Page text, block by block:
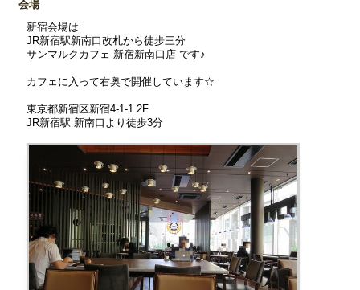
会場
新宿会場は
JR新宿駅新南口改札から徒歩三分
サンマルクカフェ 新宿新南口店 です♪
カフェに入って右奥で開催しています☆
東京都新宿区新宿4-1-1 2F
JR新宿駅 新南口より徒歩3分